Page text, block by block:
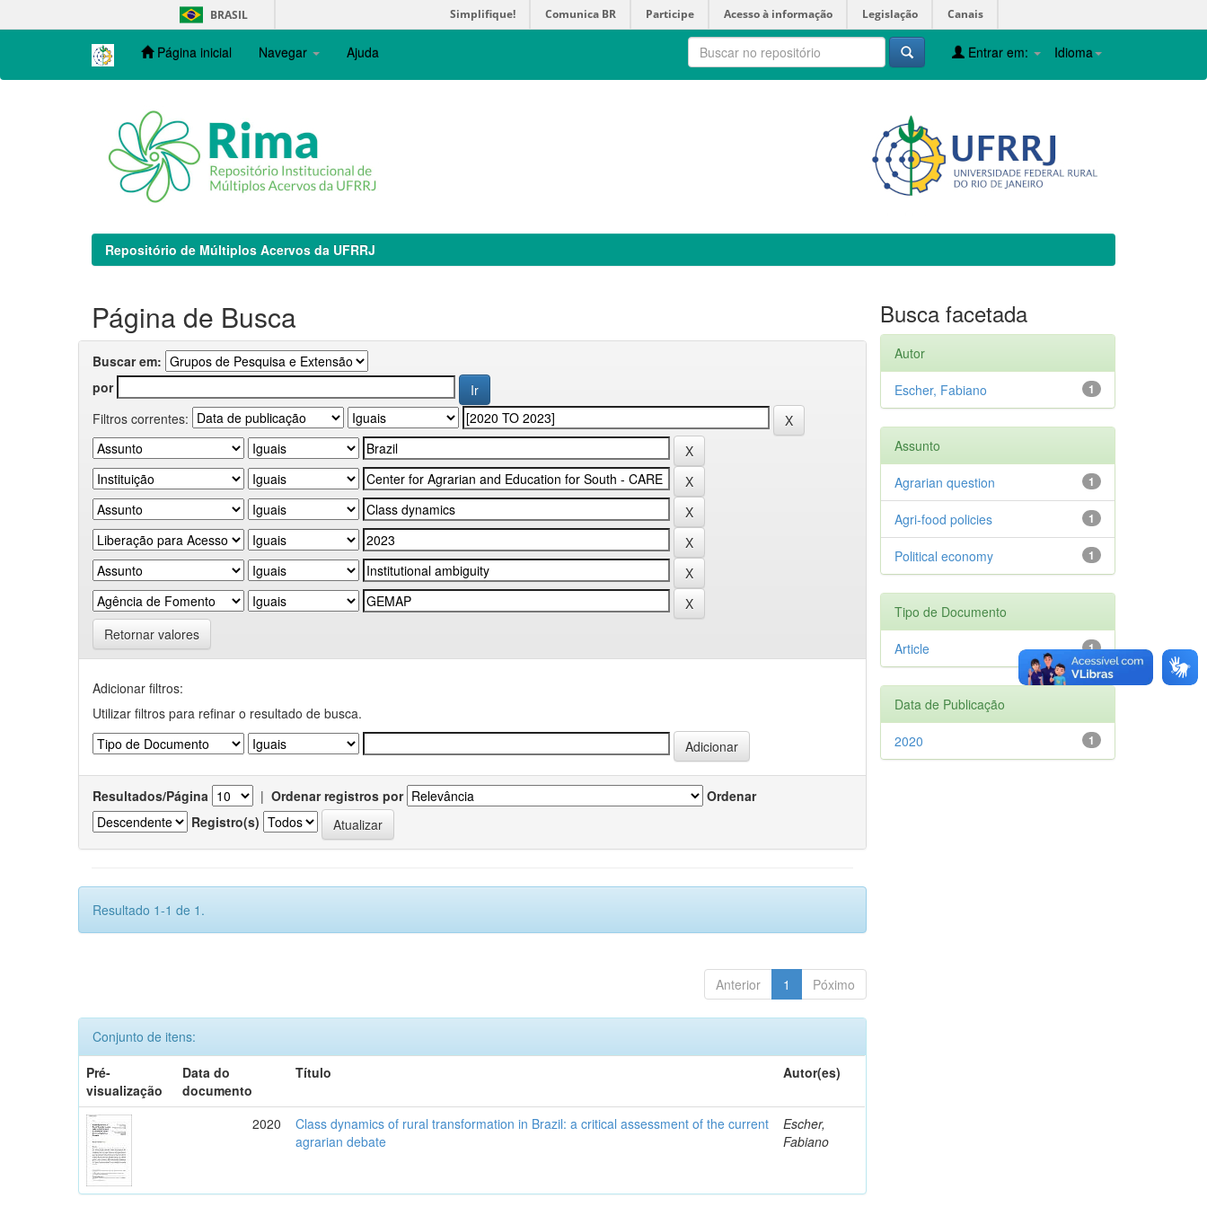
navigation
BRASIL Simplifique! Comunica BR Participe Acesso à informação Legislação Canais
Página inicial Navegar Ajuda Idioma
Entrar em:
Repositório de Múltiplos Acervos da UFRRJ
Página de Busca
Buscar em:
por
Filtros correntes:
Retornar valores
Adicionar filtros:
Utilizar filtros para refinar o resultado de busca.
Resultados/Página | Ordenar registros por
Ordenar
Registro(s)
Resultado 1-1 de 1.
Anterior 1 Póximo
Conjunto de itens:
Pré-
visualização
Data do
documento
Título Autor(es)
2020
Class dynamics of rural transformation in Brazil: a critical assessment of the current
agrarian debate
Escher,
Fabiano
Busca facetada
Autor
1
Escher, Fabiano
Assunto
1
Agrarian question
1
Agri-food policies
1
Political economy
Tipo de Documento
1
Article
Data de Publicação
1
2020